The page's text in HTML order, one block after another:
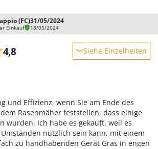
(FC)31/05/2024
Einkauf 18/05/2024
4,8 Siehe Einzelheiten
und Effizienz, wenn Sie am Ende des
Rasenmäher feststellen, dass einige
wurden. Ich habe es gekauft, weil es
nützlich sein kann, mit einem
zu handhabenden Gerät Gras in engen